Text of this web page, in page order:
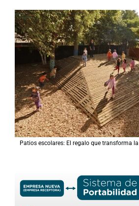
Patios escolares: El regalo que transforma